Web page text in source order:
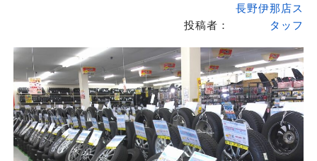
投稿者：
長野伊那店ス
タッフ